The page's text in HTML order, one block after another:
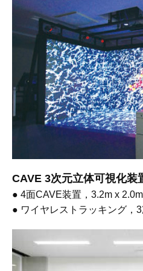
CAVE 3次元立体可視化装
● 4面CAVE装置，3.2m x
● ワイヤレストラッキング，